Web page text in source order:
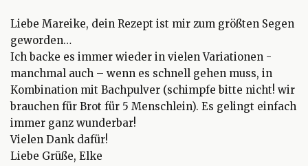
Liebe Mareike, dein Rezept ist mir zum größten Segen
geworden…
Ich backe es immer wieder in vielen Variationen -
manchmal auch – wenn es schnell gehen muss, in
Kombination mit Bachpulver (schimpfe bitte nicht! wir
brauchen für Brot für 5 Menschlein). Es gelingt einfach
immer ganz wunderbar!
Vielen Dank dafür!
Liebe Grüße, Elke